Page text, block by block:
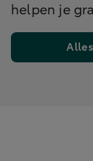
helpen je